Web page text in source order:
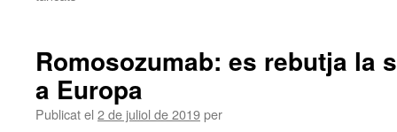
Romosozumab: es rebutja la
a Europa
Publicat el 2 de juliol de 2019per